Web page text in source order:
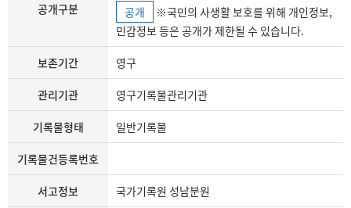
공개구분 공개
민감정보 등은 공개가 제한될 수 있습니다.
보존기간 영구
관리기관 영구기록물관리기관
기록물형태 일반기록물
기록물건등록번호
서고정보 국가기록원 성남분원